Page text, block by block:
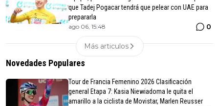
que Tadej Pogacar tendrá que pelear con UAE para
prepararla
ago 06, 15:48 0
Más articulos
Novedades Populares
Tour de Francia Femenino 2026 Clasificación
general Etapa 7: Kasia Niewiadoma le quita el
amarillo a la ciclista de Movistar, Marlen Reusser